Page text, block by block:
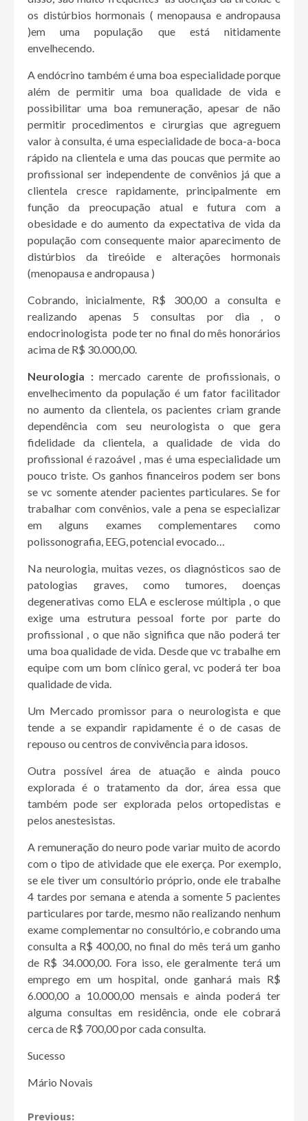
os distúrbios hormonais ( menopausa e andropausa
)em uma população que está nitidamente
envelhecendo.
A endócrino também é uma boa especialidade porque
além de permitir uma boa qualidade de vida e
possibilitar uma boa remuneração, apesar de não
permitir procedimentos e cirurgias que agreguem
valor à consulta, é uma especialidade de boca-a-boca
rápido na clientela e uma das poucas que permite ao
profissional ser independente de convênios já que a
clientela cresce rapidamente, principalmente em
função da preocupação atual e futura com a
obesidade e do aumento da expectativa de vida da
população com consequente maior aparecimento de
distúrbios da tireóide e alterações hormonais
(menopausa e andropausa )
Cobrando, inicialmente, R$ 300,00 a consulta e
realizando apenas 5 consultas por dia , o
endocrinologista pode ter no final do mês honorários
acima de R$ 30.000,00.
Neurologia :mercado carente de profissionais, o
envelhecimento da população é um fator facilitador
no aumento da clientela, os pacientes criam grande
dependência com seu neurologista o que gera
fidelidade da clientela, a qualidade de vida do
profissional é razoável , mas é uma especialidade um
pouco triste. Os ganhos financeiros podem ser bons
se vc somente atender pacientes particulares. Se for
trabalhar com convênios, vale a pena se especializar
em alguns exames complementares como
polissonografia, EEG, potencial evocado…
Na neurologia, muitas vezes, os diagnósticos sao de
patologias graves, como tumores, doenças
degenerativas como ELA e esclerose múltipla , o que
exige uma estrutura pessoal forte por parte do
profissional , o que não significa que não poderá ter
uma boa qualidade de vida. Desde que vc trabalhe em
equipe com um bom clínico geral, vc poderá ter boa
qualidade de vida.
Um Mercado promissor para o neurologista e que
tende a se expandir rapidamente é o de casas de
repouso ou centros de convivência para idosos.
Outra possível área de atuação e ainda pouco
explorada é o tratamento da dor, área essa que
também pode ser explorada pelos ortopedistas e
pelos anestesistas.
A remuneração do neuro pode variar muito de acordo
com o tipo de atividade que ele exerça. Por exemplo,
se ele tiver um consultório próprio, onde ele trabalhe
4 tardes por semana e atenda a somente 5 pacientes
particulares por tarde, mesmo não realizando nenhum
exame complementar no consultório, e cobrando uma
consulta a R$ 400,00, no final do mês terá um ganho
de R$ 34.000,00. Fora isso, ele geralmente terá um
emprego em um hospital, onde ganhará mais R$
6.000,00 a 10.000,00 mensais e ainda poderá ter
alguma consultas em residência, onde ele cobrará
cerca de R$ 700,00 por cada consulta.
Sucesso
Mário Novais
Previous: